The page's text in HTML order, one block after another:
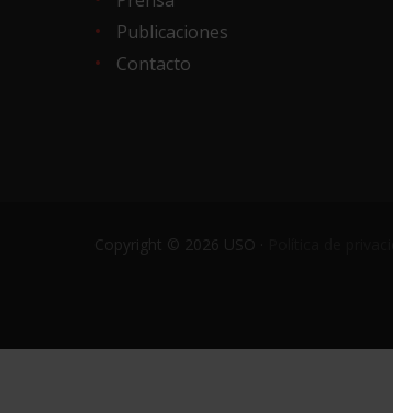
Publicaciones
Contacto
Copyright © 2026 USO ·